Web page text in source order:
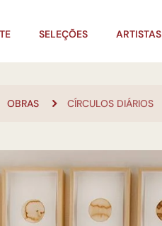
SELEÇÕES ARTISTAS
OBRAS CÍRCULOS DIÁRIOS